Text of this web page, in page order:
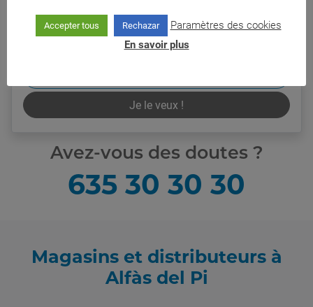
99,95 €/mois
Je le veux !
Avez-vous des doutes ?
635 30 30 30
Magasins et distributeurs à
Alfàs del Pi
Accepter tous Rechazar
Paramètres des cookies
En savoir plus